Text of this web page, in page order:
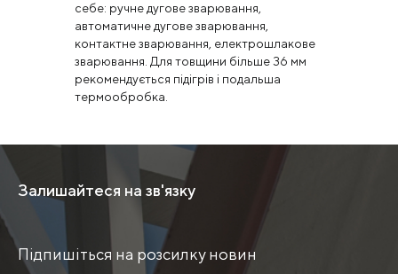
себе: ручне дугове зварювання,
автоматичне дугове зварювання,
контактне зварювання, електрошлакове
зварювання. Для товщини більше 36 мм
рекомендується підігрів і подальша
термообробка.
Залишайтеся на зв'язку
Підпишіться на розсилку новин